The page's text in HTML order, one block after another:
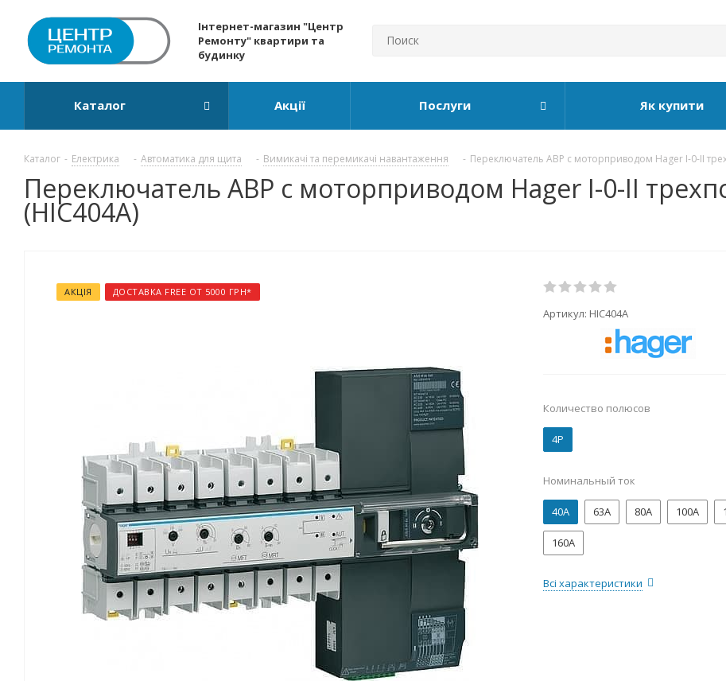
Інтернет-магазин "Центр
Ремонту" квартири та
будинку
Каталог Акції Послуги Як купити
Каталог - Електрика - Автоматика для щита - Вимикачі та перемикачі навантаження - Переключатель АВР с моторприводом Hager I-0-II
Переключатель АВР с моторприводом Hager I-0-II
(HIC404A)
АКЦІЯ ДОСТАВКА FREE ОТ 5000 ГРН*
Артикул: HIC404A
Количество полюсов
4P
Номинальный ток
40А 63А 80А 100А
160А
Всі характеристики